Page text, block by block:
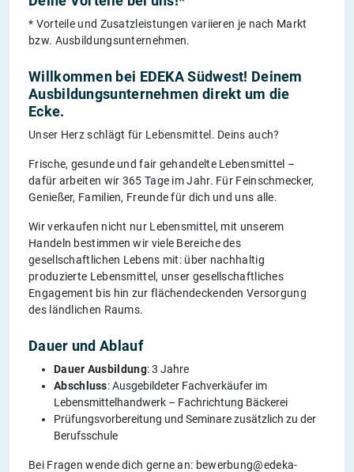
* Vorteile und Zusatzleistungen variieren je nach Markt
bzw. Ausbildungsunternehmen.
Willkommen bei EDEKA Südwest! Deinem
Ausbildungsunternehmen direkt um die
Ecke.
Unser Herz schlägt für Lebensmittel. Deins auch?
Frische, gesunde und fair gehandelte Lebensmittel –
dafür arbeiten wir 365 Tage im Jahr. Für Feinschmecker,
Genießer, Familien, Freunde für dich und uns alle.
Wir verkaufen nicht nur Lebensmittel, mit unserem
Handeln bestimmen wir viele Bereiche des
gesellschaftlichen Lebens mit: über nachhaltig
produzierte Lebensmittel, unser gesellschaftliches
Engagement bis hin zur flächendeckenden Versorgung
des ländlichen Raums.
Dauer und Ablauf
Dauer Ausbildung: 3 Jahre
Abschluss: Ausgebildeter Fachverkäufer im
Lebensmittelhandwerk – Fachrichtung Bäckerei
Prüfungsvorbereitung und Seminare zusätzlich zu der
Berufsschule
Bei Fragen wende dich gerne an: bewerbung@edeka-